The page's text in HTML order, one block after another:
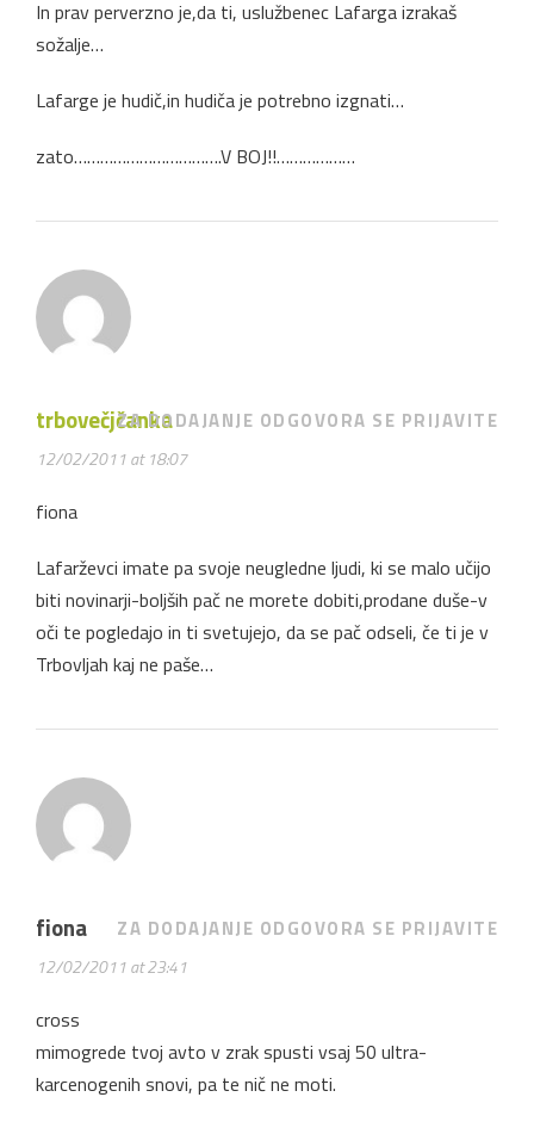
In prav perverzno je,da ti, uslužbenec Lafarga izrakaš
sožalje…
Lafarge je hudič,in hudiča je potrebno izgnati…
zato…………………………….V BOJ!!………………
trbovečjčanka
12/02/2011 at 18:07
ZA DODAJANJE ODGOVORA SE PRIJAVITE
fiona
Lafarževci imate pa svoje neugledne ljudi, ki se malo učijo
biti novinarji-boljših pač ne morete dobiti,prodane duše-v
oči te pogledajo in ti svetujejo, da se pač odseli, če ti je v
Trbovljah kaj ne paše…
fiona
12/02/2011 at 23:41
ZA DODAJANJE ODGOVORA SE PRIJAVITE
cross
mimogrede tvoj avto v zrak spusti vsaj 50 ultra-
karcenogenih snovi, pa te nič ne moti.